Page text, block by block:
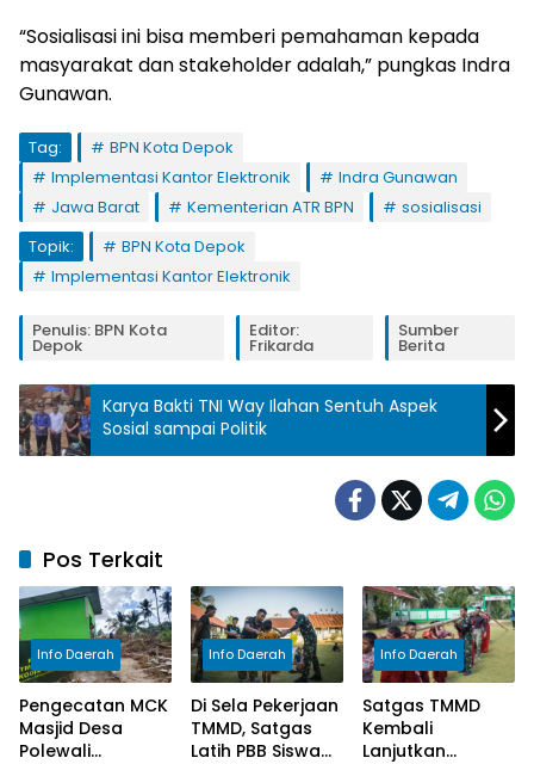
“Sosialisasi ini bisa memberi pemahaman kepada
masyarakat dan stakeholder adalah,” pungkas Indra
Gunawan.
Tag:
BPN Kota Depok
Implementasi Kantor Elektronik
Indra Gunawan
Jawa Barat
Kementerian ATR BPN
sosialisasi
Topik:
BPN Kota Depok
Implementasi Kantor Elektronik
Penulis: BPN Kota
Depok
Editor:
Frikarda
Sumber
Berita
Karya Bakti TNI Way Ilahan Sentuh Aspek
Sosial sampai Politik
Pos Terkait
Info Daerah
Pengecatan MCK
Masjid Desa
Polewali
Info Daerah
Di Sela Pekerjaan
TMMD, Satgas
Latih PBB Siswa
Info Daerah
Satgas TMMD
Kembali
Lanjutkan